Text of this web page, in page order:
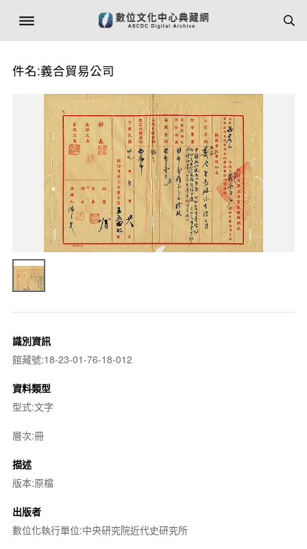
件名:義合貿易公司
識別資訊
館藏號:18-23-01-76-18-012
資料類型
型式:文字
層次:冊
描述
版本:原檔
出版者
數位化執行單位:中央研究院近代史研究所